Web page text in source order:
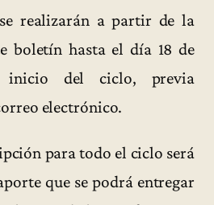
realizarán a partir de la
boletín hasta el día 18 de
inicio del ciclo, previa
electrónico.
para todo el ciclo será
que se podrá entregar